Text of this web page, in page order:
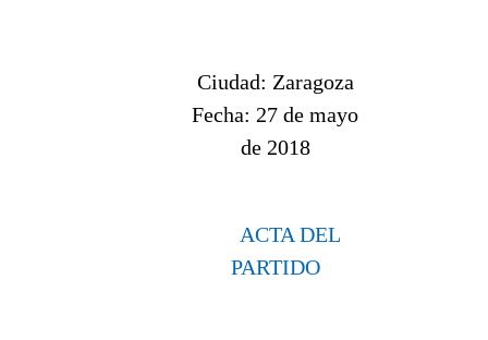
Ciudad: Zaragoza
Fecha: 27 de mayo
de 2018
ACTA DEL
PARTIDO